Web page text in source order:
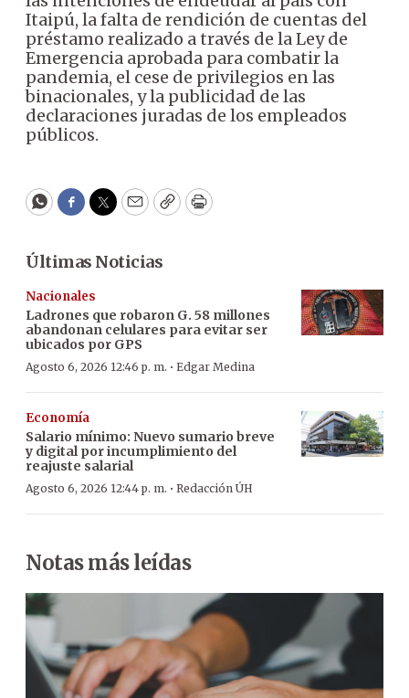
Itaipú, la falta de rendición de cuentas del
préstamo realizado a través de la Ley de
Emergencia aprobada para combatir la
pandemia, el cese de privilegios en las
binacionales, y la publicidad de las
declaraciones juradas de los empleados
públicos.
WhatsApp
Facebook
Twitter
EmailCopyPrint
Últimas Noticias
Nacionales
Ladrones que robaron G. 58 millones
abandonan celulares para evitar ser
ubicados por GPS
Agosto 6, 2026 12:46 p. m. · Edgar Medina
Economía
Salario mínimo: Nuevo sumario breve
y digital por incumplimiento del
reajuste salarial
Agosto 6, 2026 12:44 p. m. · Redacción ÚH
Notas más leídas